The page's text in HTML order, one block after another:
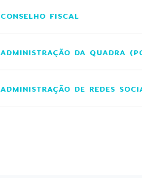
CONSELHO FISCAL
ADMINISTRAÇÃO DA QUADRA
ADMINISTRAÇÃO DE REDES